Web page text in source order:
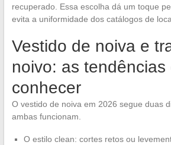
recuperado. Essa escolha dá um toque
evita a uniformidade dos catálogos de
Vestido de noiva e
noivo: as
conhecer
O vestido de noiva em 2026 segue duas
ambas funcionam.
O estilo clean: cortes retos ou